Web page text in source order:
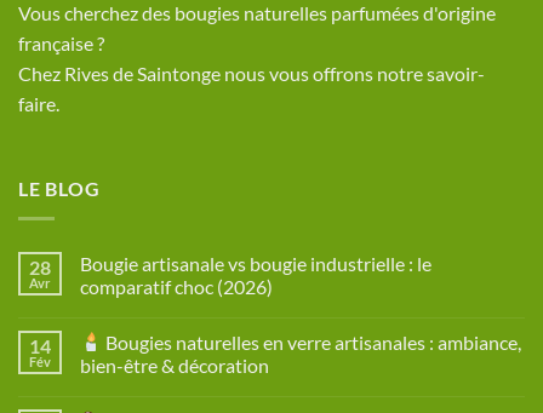
​Vous cherchez des bougies naturelles parfumées d'origine
française ?
Chez Rives de Saintonge nous vous offrons notre savoir-
faire.
LE BLOG
28
Avr
Bougie artisanale vs bougie industrielle : le
comparatif choc (2026)
sur
Bougie
artisanale
14
Fév
Bougies naturelles en verre artisanales : ambiance,
bien-être & décoration